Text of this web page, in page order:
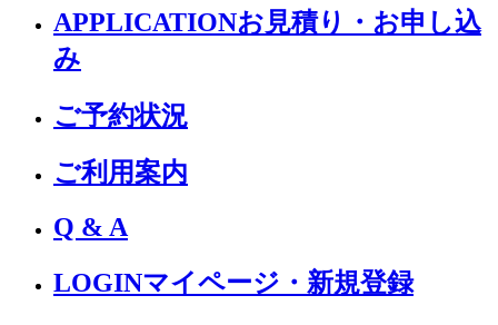
APPLICATIONお見積り・お申し込
み
ご予約状況
ご利用案内
Q & A
LOGINマイページ・新規登録